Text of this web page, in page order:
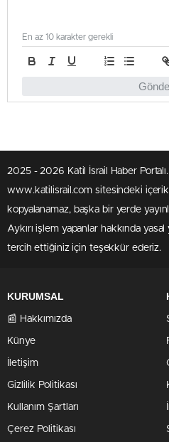
En az 10 karakter gerekli
2025 - 2026 Katil İsrail Haber Portalı.
www.katilisrail.com sitesindeki
kopyalanamaz, başka bir yerde
Aykırı işlem yapanlar hakkında
tercih ettiğiniz için teşekkür ederiz.
KURUMSAL
📰 Hakkımızda
Künye
İletişim
Gizlilik Politikası
Kullanım Şartları
Çerez Politikası